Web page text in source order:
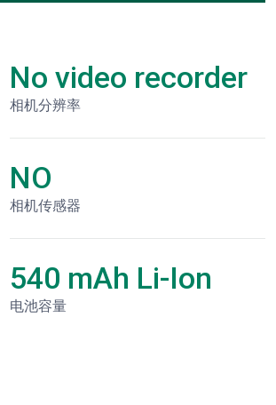
No video recorder
相机分辨率
NO
相机传感器
540 mAh Li-Ion
电池容量